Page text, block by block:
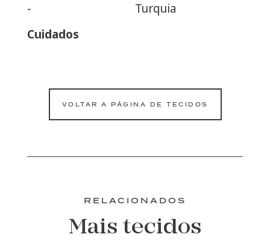
-
Turquia
Cuidados
VOLTAR A PÁGINA DE TECIDOS
RELACIONADOS
Mais tecidos